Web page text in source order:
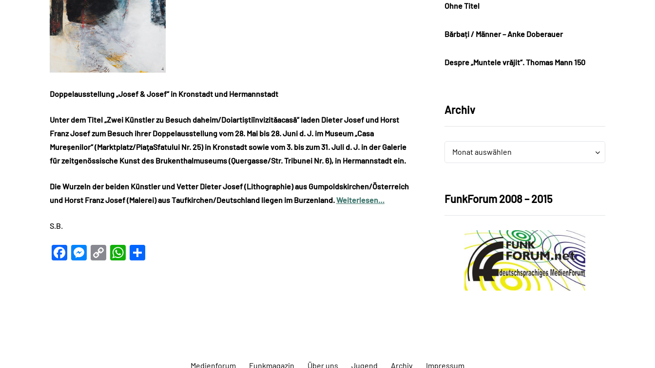
Doppelausstellung „Josef & Josef“ in Kronstadt und Hermannstadt
Unter dem Titel „Zwei Künstler zu Besuch daheim/Doiartiștiînvizităacasă“ laden Dieter Josef und Horst
Franz Josef zum Besuch ihrer Doppelausstellung vom 28. Mai bis 28. Juni d. J. im Museum „Casa
Mureșenilor“ (Marktplatz/PiaţaSfatului Nr. 25) in Kronstadt sowie vom 3. bis zum 31. Juli d. J. in der Galerie
für zeitgenössische Kunst des Brukenthalmuseums (Quergasse/Str. Tribunei Nr. 6), in Hermannstadt ein.
Die Wurzeln der beiden Künstler und Vetter Dieter Josef (Lithographie) aus Gumpoldskirchen/Österreich
und Horst Franz Josef (Malerei) aus Taufkirchen/Deutschland liegen im Burzenland.Weiterlesen…
S.B.
Facebook
Messenger
CopyWhatsApp
Ohne Titel
Bărbați / Männer – Anke Doberauer
Despre „Muntele vrăjit“. Thomas Mann 150
Archiv
Archiv
Monat auswählen
Archiv
FunkForum 2008 – 2015
Medienforum Funkmagazin Über uns Jugend Archiv Impressum